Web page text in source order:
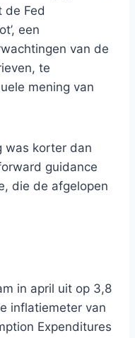
de Fed
een
van de
te
mening van
was korter dan
guidance
die de afgelopen
in april uit op 3,8
inflatiemeter van
Expenditures